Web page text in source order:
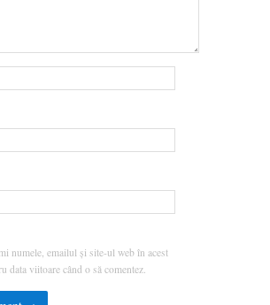
numele, emailul și site-ul web în acest
data viitoare când o să comentez.